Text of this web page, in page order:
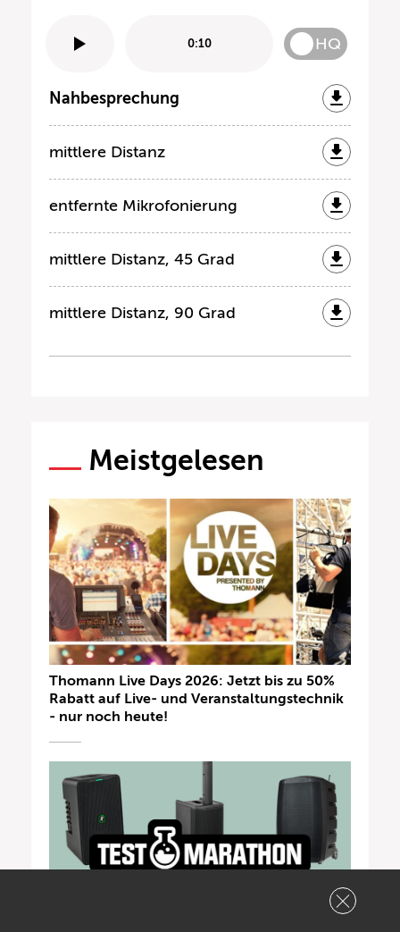
0:10 HQ
Nahbesprechung
mittlere Distanz
entfernte Mikrofonierung
mittlere Distanz, 45 Grad
mittlere Distanz, 90 Grad
Meistgelesen
Thomann Live Days 2026: Jetzt bis zu 50%
Rabatt auf Live- und Veranstaltungstechnik
- nur noch heute!